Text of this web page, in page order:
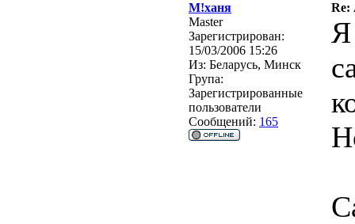
М!ханя
Re:
Master
Зарегистрирован:
15/03/2006 15:26
Из: Беларусь, Минск
Група:
Зарегистрированные
пользователи
Сообщений: 165
Я